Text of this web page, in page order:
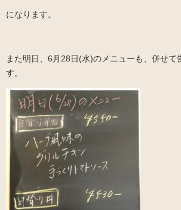
になります。
また明日、6月28日(水)のメニューも、併せて
す。